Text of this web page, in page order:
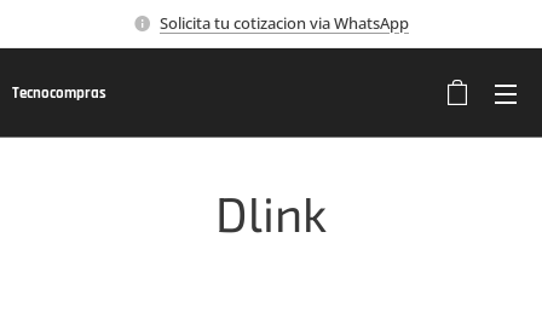
Solicita tu cotizacion via WhatsApp
Tecnocompras
Dlink